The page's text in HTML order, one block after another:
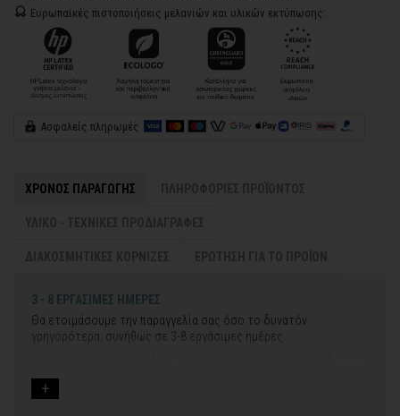
Ευρωπαϊκές πιστοποιήσεις μελανιών και υλικών εκτύπωσης:
Ασφαλείς πληρωμές
ΧΡΟΝΟΣ ΠΑΡΑΓΩΓΗΣ
3 - 8 ΕΡΓΑΣΙΜΕΣ ΗΜΕΡΕΣ
Θα ετοιμάσουμε την παραγγελία σας όσο το δυνατόν
γρηγορότερα, συνήθως σε 3-8 εργάσιμες ημέρες.
Εφόσον επιλέξετε να προσθέσετε και διακοσμητική κορνίζα